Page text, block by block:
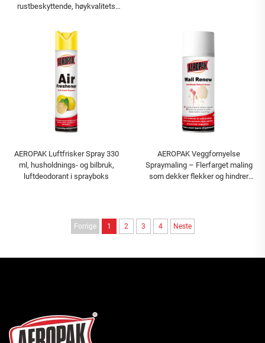
rustbeskyttende, høykvalitets
AEROPAK Luftfrisker Spray 330
ml, husholdnings- og bilbruk,
luftdeodorant i sprayboks
AEROPAK Veggfornyelse
Spraymaling – Flerfarget maling
som dekker flekker og hindrer
Forrige 1 2 3 4 Neste